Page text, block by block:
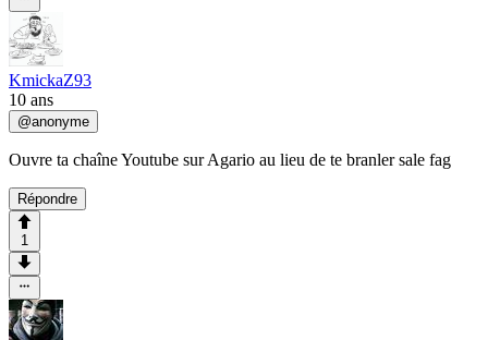
KmickaZ93
10 ans
@anonyme
Ouvre ta chaîne Youtube sur Agario au lieu de te branler sale fag
Répondre
1